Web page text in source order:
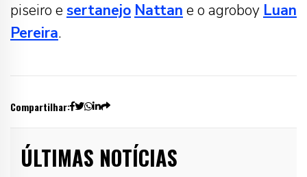
piseiro e sertanejo Nattan e o agroboy Luan
Pereira.
Compartilhar:
ÚLTIMAS NOTÍCIAS